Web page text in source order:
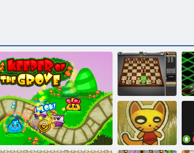
Schach 3d